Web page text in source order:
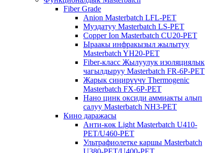
Fiber Grade
Anion Masterbatch LFL-PET
Муздатуу Masterbatch LS-PET
Copper Ion Masterbatch CU20-PET
Ыраакы инфракызыл жылытуу
Masterbatch YH20-PET
Fiber-класс Жылуулук изоляциялык
чагылдыруу Masterbatch FR-6P-PET
Жарык сиңирүүчү Thermogenic
Masterbatch FX-6P-PET
Нано цинк оксиди аммиакты алып
салуу Masterbatch NH3-PET
Кино даражасы
Анти-көк ​​Light Masterbatch U410-
PET/U460-PET
Ультрафиолетке каршы Masterbatch
U380-PET/U400-PET